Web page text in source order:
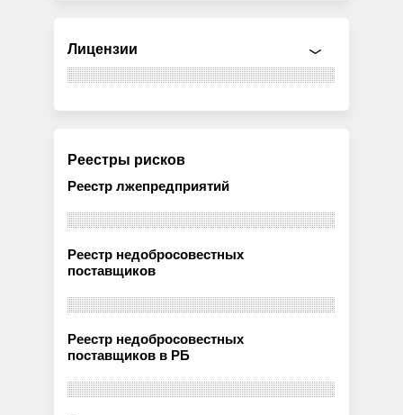
Лицензии
Реестры рисков
Реестр лжепредприятий
Реестр недобросовестных
поставщиков
Реестр недобросовестных
поставщиков в РБ